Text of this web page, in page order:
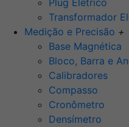
Plug Elétrico
Transformador
Medição e Precisão +
Base Magnética
Bloco, Barra e
Calibradores
Compasso
Cronômetro
Densímetro